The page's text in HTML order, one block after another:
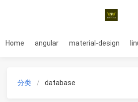
Home angular material-design
分类 database